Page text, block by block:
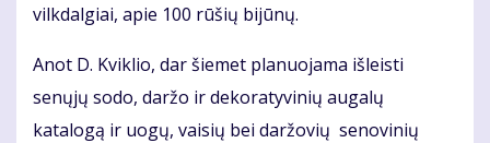
vilkdalgiai, apie 100 rūšių bijūnų.
Anot D. Kviklio, dar šiemet planuojama išleisti
senųjų sodo, daržo ir dekoratyvinių augalų
katalogą ir uogų, vaisių bei daržovių senovinių